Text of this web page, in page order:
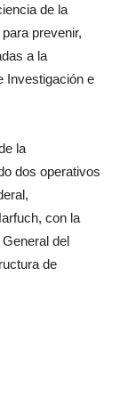
de la
prevenir,
a la
Investigación e
la
dos operativos
con la
del
de